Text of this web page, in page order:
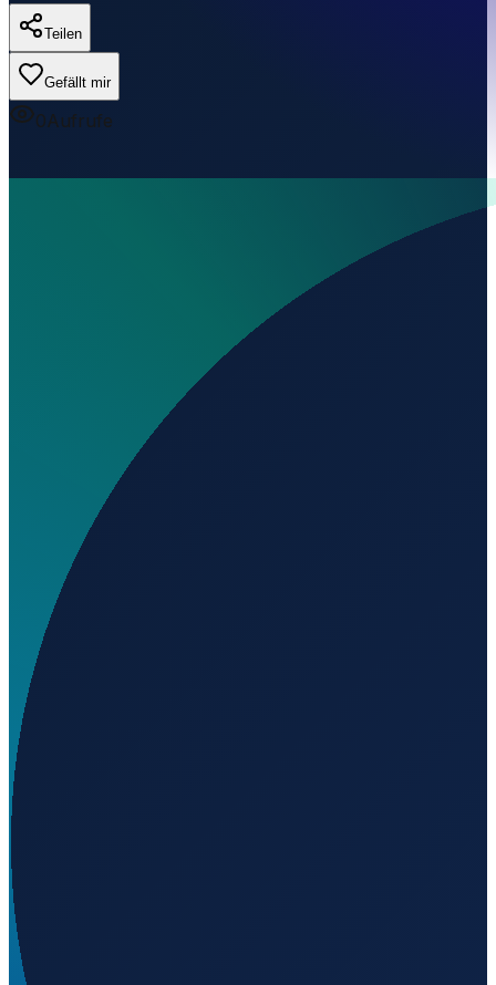
Teilen
Gefällt mir
0Aufrufe
Wo liegt Elpifly Airfield?
Auf welcher Höhe liegt Elpifly Airfield?
Wird geladen...
36.81091
Milan